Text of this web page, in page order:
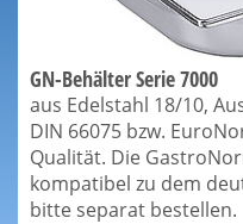
GN-Behälter Serie 7000
aus Edelstahl 18/10,
DIN 66075 bzw.
Qualität. Die
kompatibel zu dem
bitte separat bestellen.